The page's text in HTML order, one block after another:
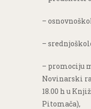
–
–
– promociju
Novinarski
18.00 h u
Pitomača),